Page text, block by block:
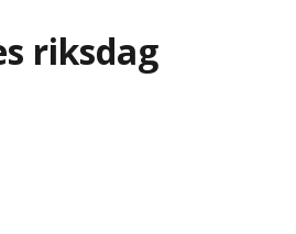
riksdag